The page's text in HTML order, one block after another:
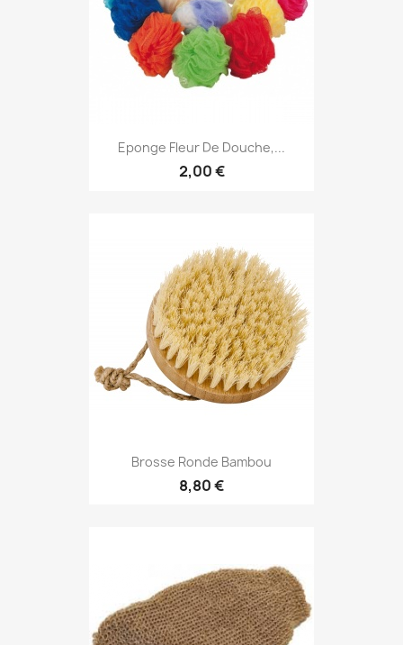
Eponge Fleur De Douche,...
2,00 €
Brosse Ronde Bambou
8,80 €